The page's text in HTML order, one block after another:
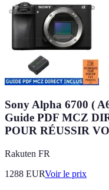
Sony Alpha 6700 (
Guide PDF MCZ
POUR RÉUSSIR
Rakuten FR
1288 EURVoir le prix